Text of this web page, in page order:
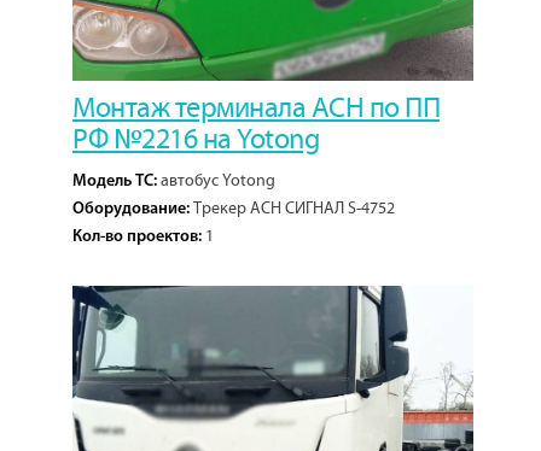
Монтаж терминала АСН по ПП
РФ №2216 на Yotong
Модель ТС: автобус Yotong
Оборудование: Трекер АСН СИГНАЛ S-4752
Кол-во проектов: 1